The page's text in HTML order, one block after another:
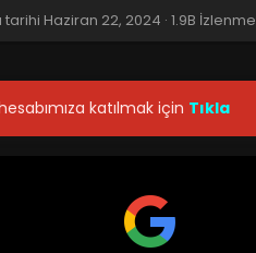
tarihi Haziran 22, 2024 · 1.9B İzlenme
katılmak için Tıkla